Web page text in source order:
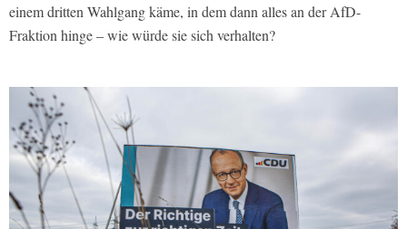
einem dritten Wahlgang käme, in dem dann alles an der AfD-
Fraktion hinge – wie würde sie sich verhalten?